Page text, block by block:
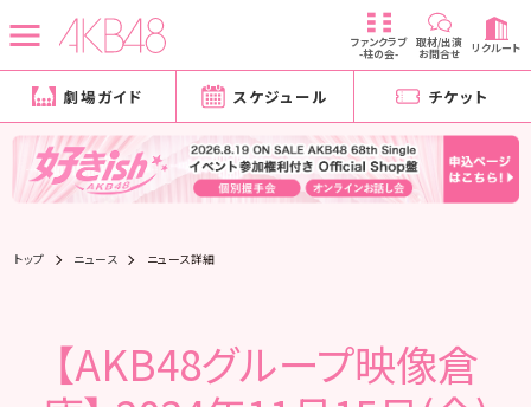
ファンクラブ
-柱の会-
取材/出演
お問合せ リクルート
劇場ガイド スケジュール チケット
トップ ニュース ニュース詳細
【AKB48グループ映像倉